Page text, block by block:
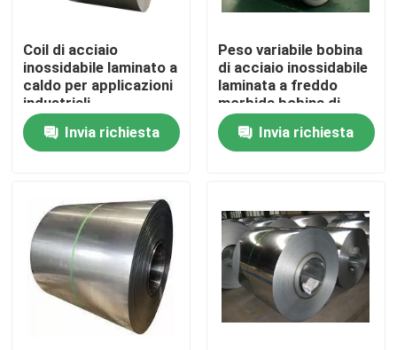
Controllo della qualità
Contattaci
Chiedi un preventivo
Tubo metallico in acciaio inossidabile
Bobina dello strato di acciaio inossidabile
Coil di acciaio
inossidabile laminato a
caldo per applicazioni
industriali
Invia richiesta
Peso variabile bobina
di acciaio inossidabile
laminata a freddo
morbida bobina di
acciaio rivestita di
colore per lo
stampaggio
Invia richiesta